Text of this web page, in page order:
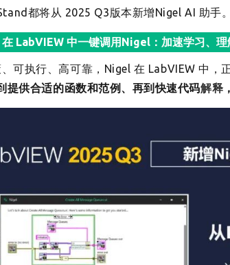
都将从 2025 Q3版本新增Nigel AI 助手。
在 LabVIEW 中一键调用Nigel：加速学习、理
可执行、高可靠，Nigel 在 LabVIEW 中，
提供合适的函数和范例、再到快速代码解释